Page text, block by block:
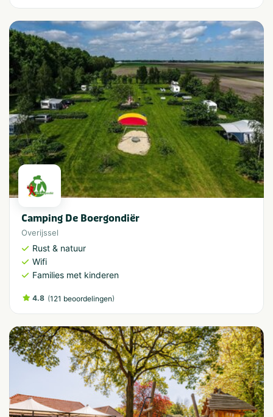
Camping De Boergondiër
Overijssel
Rust & natuur
Wifi
Families met kinderen
4.8 (121 beoordelingen)